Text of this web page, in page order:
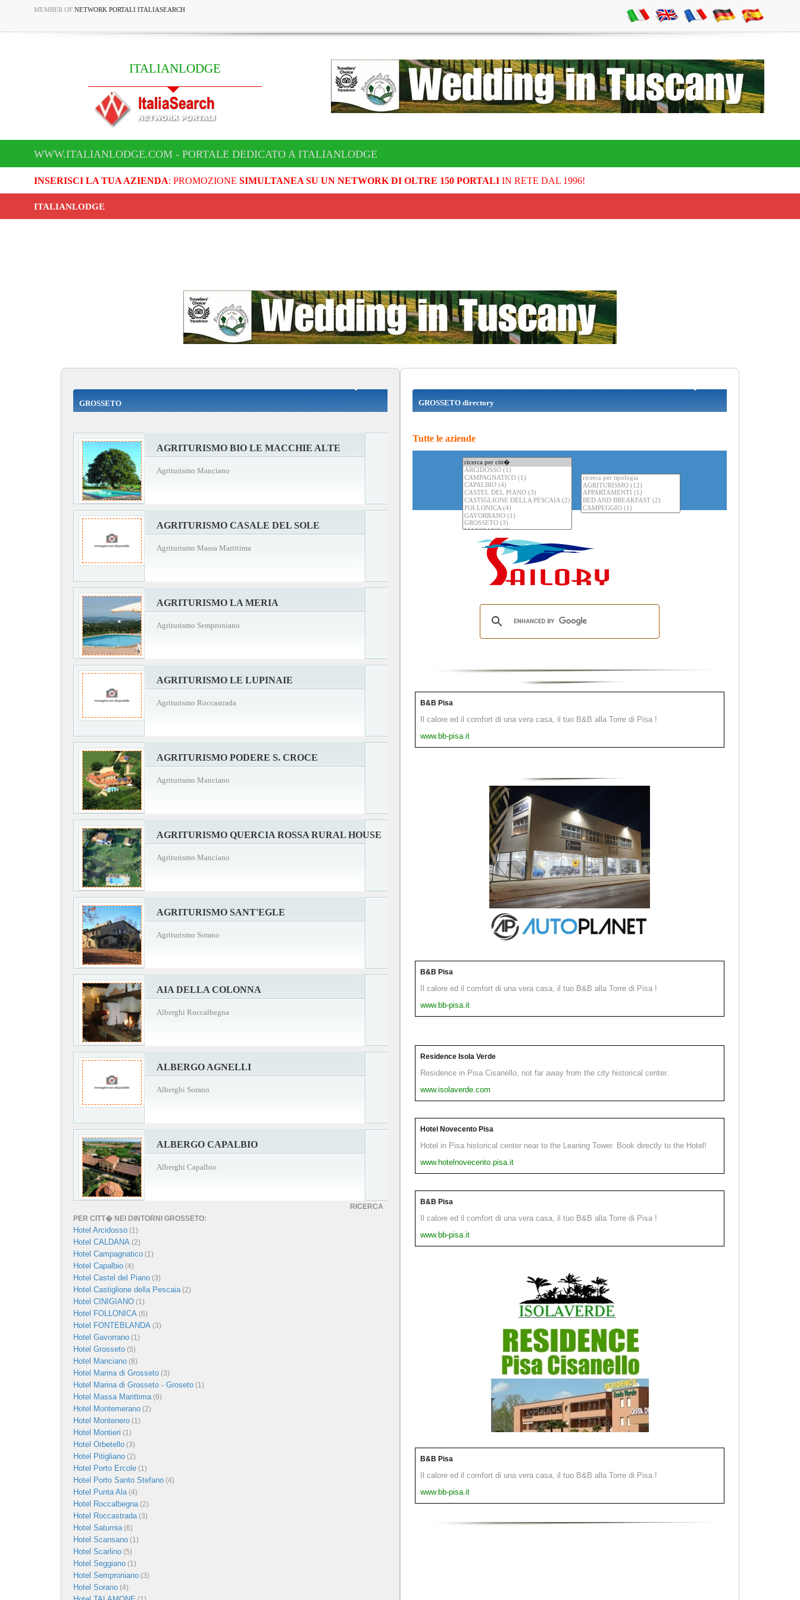
MEMBER OF NETWORK PORTALI ITALIASEARCH
ITALIANLODGE
WWW.ITALIANLODGE.COM - PORTALE DEDICATO A ITALIANLODGE
INSERISCI LA TUA AZIENDA: PROMOZIONE SIMULTANEA SU UN NETWORK DI OLTRE 150 PORTALIIN RETE DAL 1996!
ITALIANLODGE
GROSSETO
AGRITURISMO BIO LE MACCHIE ALTE
Agriturismo Manciano
AGRITURISMO CASALE DEL SOLE
Agriturismo Massa Marittima
AGRITURISMO LA MERIA
Agriturismo Semproniano
AGRITURISMO LE LUPINAIE
Agriturismo Roccastrada
AGRITURISMO PODERE S. CROCE
Agriturismo Manciano
AGRITURISMO QUERCIA ROSSA RURAL HOUSE
Agriturismo Manciano
AGRITURISMO SANT'EGLE
Agriturismo Sorano
AIA DELLA COLONNA
Alberghi Roccalbegna
ALBERGO AGNELLI
Alberghi Sorano
ALBERGO CAPALBIO
Alberghi Capalbio
RICERCA
PER CITT� NEI DINTORNI GROSSETO:
Hotel Arcidosso (1)
Hotel CALDANA (2)
Hotel Campagnatico (1)
Hotel Capalbio (4)
Hotel Castel del Piano (3)
Hotel Castiglione della Pescaia(2)
Hotel CINIGIANO (1)
Hotel FOLLONICA (6)
Hotel FONTEBLANDA (3)
Hotel Gavorrano (1)
Hotel Grosseto (5)
Hotel Manciano (8)
Hotel Marina di Grosseto (3)
Hotel Marina di Grosseto - Groseto (1)
Hotel Massa Marittima(9)
Hotel Montemerano (2)
Hotel Montenero (1)
Hotel Montieri (1)
Hotel Orbetello (3)
Hotel Pitigliano (2)
Hotel Porto Ercole (1)
Hotel Porto Santo Stefano (4)
Hotel Punta Ala(4)
Hotel Roccalbegna(2)
Hotel Roccastrada(3)
Hotel Saturnia(6)
Hotel Scansano (1)
Hotel Scarlino (5)
Hotel Seggiano (1)
Hotel Semproniano (3)
Hotel Sorano (4)
GROSSETO directory
Tutte le aziende
B&B Pisa
Il calore ed il comfort di una vera casa, il tuo B&B alla Torre di Pisa !
www.bb-pisa.it
B&B Pisa
Il calore ed il comfort di una vera casa, il tuo B&B alla Torre di Pisa !
www.bb-pisa.it
Residence Isola Verde
Residence in Pisa Cisanello, not far away from the city historical center.
www.isolaverde.com
Hotel Novecento Pisa
Hotel in Pisa historical center near to the Leaning Tower. Book directly to the Hotel!
www.hotelnovecento.pisa.it
B&B Pisa
Il calore ed il comfort di una vera casa, il tuo B&B alla Torre di Pisa !
www.bb-pisa.it
B&B Pisa
Il calore ed il comfort di una vera casa, il tuo B&B alla Torre di Pisa !
www.bb-pisa.it